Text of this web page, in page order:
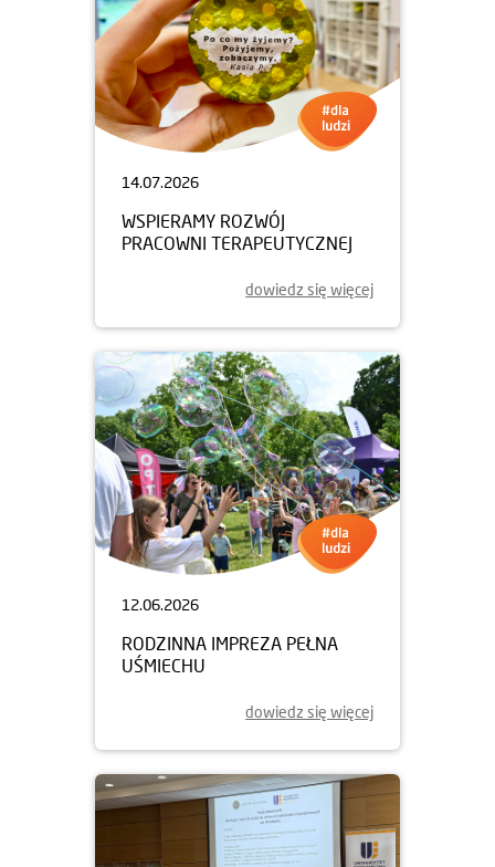
14.07.2026
WSPIERAMY ROZWÓJ
PRACOWNI TERAPEUTYCZNEJ
dowiedz się więcej
12.06.2026
RODZINNA IMPREZA PEŁNA
UŚMIECHU
dowiedz się więcej